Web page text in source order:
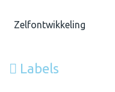
Zelfontwikkeling
Labels